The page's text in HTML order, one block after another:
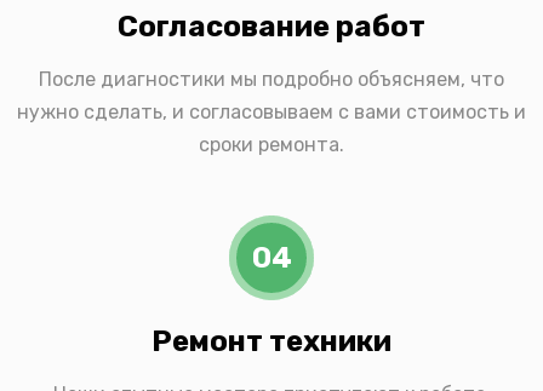
Согласование работ
После диагностики мы подробно объясняем, что
нужно сделать, и согласовываем с вами стоимость и
сроки ремонта.
04
Ремонт техники